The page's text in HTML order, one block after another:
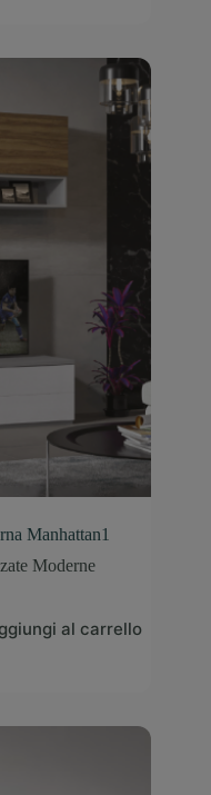
Manhattan1
Moderne
al carrello